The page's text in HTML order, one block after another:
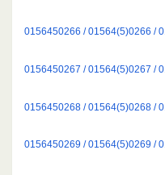
0156450266 / 01564(5)0266 /
0156450267 / 01564(5)0267 /
0156450268 / 01564(5)0268 /
0156450269 / 01564(5)0269 /